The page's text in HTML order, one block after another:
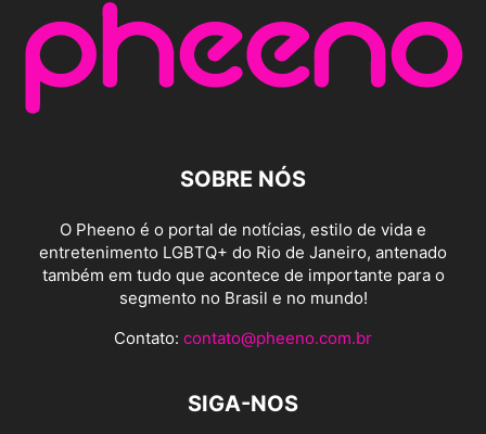
SOBRE NÓS
O Pheeno é o portal de notícias, estilo de vida e
entretenimento LGBTQ+ do Rio de Janeiro, antenado
também em tudo que acontece de importante para o
segmento no Brasil e no mundo!
Contato: contato@pheeno.com.br
SIGA-NOS